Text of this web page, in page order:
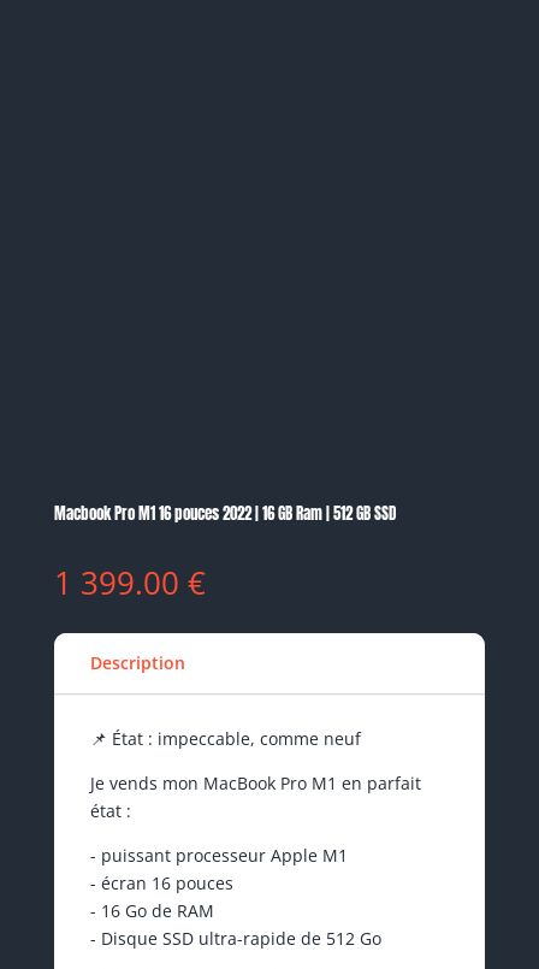
Macbook Pro M1 16 pouces 2022 | 16 GB Ram | 512 GB SSD
1 399.00 €
Description
📌 État : impeccable, comme neuf
Je vends mon MacBook Pro M1 en parfait
état :
- puissant processeur Apple M1
- écran 16 pouces
- 16 Go de RAM
- Disque SSD ultra-rapide de 512 Go